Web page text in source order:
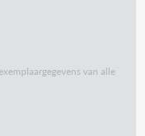
van alle